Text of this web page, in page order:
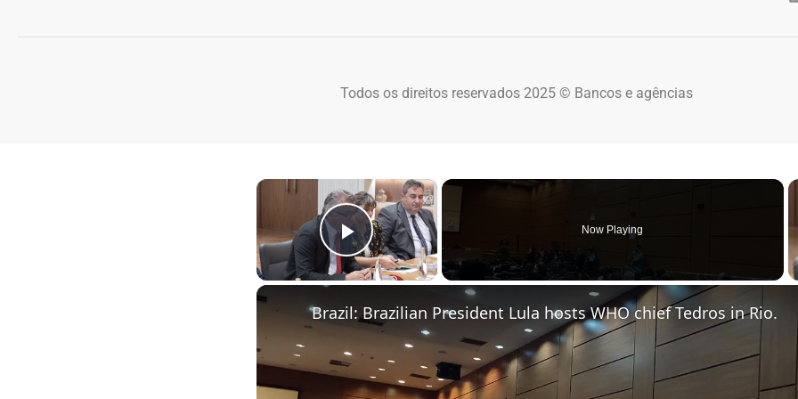
Todos os direitos reservados 2025 © Bancos e agências
×
Play Video
Now Playing
Brazil: Brazilian President Lula hosts WHO chief Tedros in Rio.